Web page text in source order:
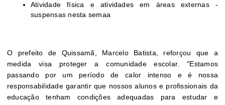
Atividade física e atividades em áreas externas -
suspensas nesta semaa
O prefeito de Quissamã, Marcelo Batista, reforçou que a
medida visa proteger a comunidade escolar. "Estamos
passando por um período de calor intenso e é nossa
responsabilidade garantir que nossos alunos e profissionais da
educação tenham condições adequadas para estudar e